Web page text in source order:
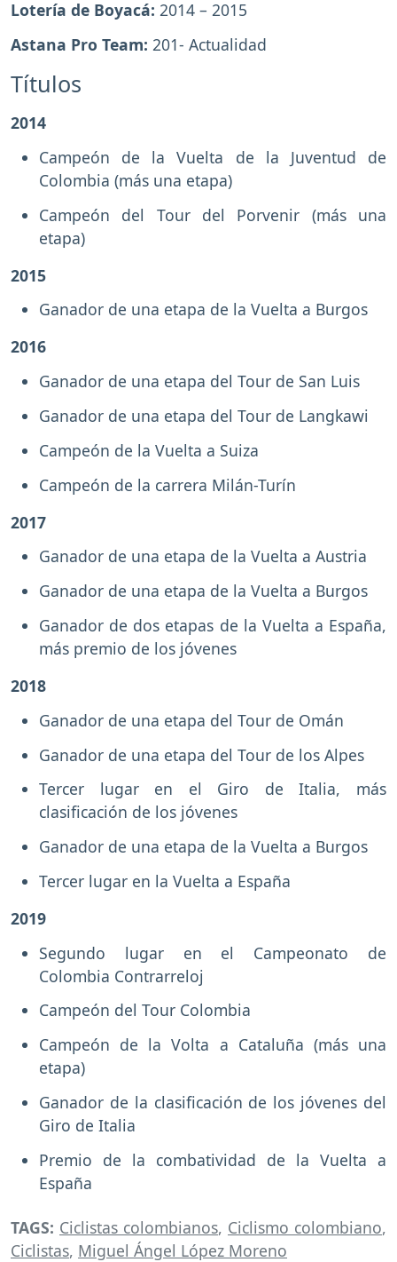
Lotería de Boyacá: 2014 – 2015
Astana Pro Team: 201- Actualidad
Títulos
2014
Campeón de la Vuelta de la Juventud de
Colombia (más una etapa)
Campeón del Tour del Porvenir (más una
etapa)
2015
Ganador de una etapa de la Vuelta a Burgos
2016
Ganador de una etapa del Tour de San Luis
Ganador de una etapa del Tour de Langkawi
Campeón de la Vuelta a Suiza
Campeón de la carrera Milán-Turín
2017
Ganador de una etapa de la Vuelta a Austria
Ganador de una etapa de la Vuelta a Burgos
Ganador de dos etapas de la Vuelta a España,
más premio de los jóvenes
2018
Ganador de una etapa del Tour de Omán
Ganador de una etapa del Tour de los Alpes
Tercer lugar en el Giro de Italia, más
clasificación de los jóvenes
Ganador de una etapa de la Vuelta a Burgos
Tercer lugar en la Vuelta a España
2019
Segundo lugar en el Campeonato de
Colombia Contrarreloj
Campeón del Tour Colombia
Campeón de la Volta a Cataluña (más una
etapa)
Ganador de la clasificación de los jóvenes del
Giro de Italia
Premio de la combatividad de la Vuelta a
España
TAGS: Ciclistas colombianos, Ciclismo colombiano,
Ciclistas, Miguel Ángel López Moreno